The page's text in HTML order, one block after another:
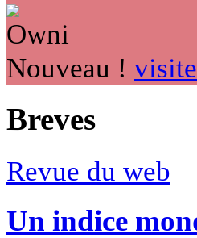
Nouveau !
Breves
Revue du web
Un indice